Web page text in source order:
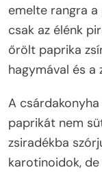
emelte rangra
csak az élénk
őrölt paprika
hagymával és a
A
paprikát nem
zsiradékba
karotinoidok,